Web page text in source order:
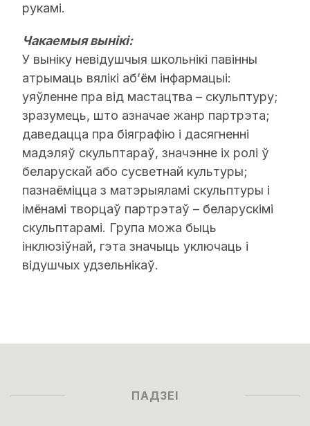
рукамі.
Чакаемыя вынікі:
У выніку невідушчыя школьнікі павінны
атрымаць вялікі аб’ём інфармацыі:
уяўленне пра від мастацтва – скульптуру;
зразумець, што азначае жанр партрэта;
даведацца пра біяграфію і дасягненні
мадэляў скульптараў, значэнне іх ролі ў
беларускай або сусветнай культуры;
пазнаёміцца з матэрыяламі скульптуры і
імёнамі творцаў партрэтаў – беларускімі
скульптарамі. Група можа быць
інклюзіўнай, гэта значыць уключаць і
відушчых удзельнікаў.
ПАДЗЕІ